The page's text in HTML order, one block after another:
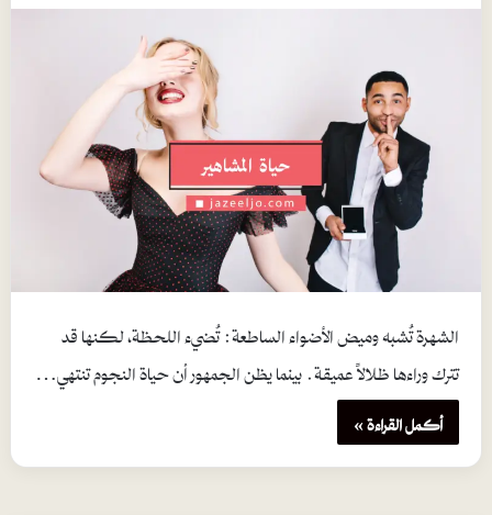
الشهرة تُشبه وميض الأضواء الساطعة: تُضيء اللحظة، لكنها قد
تترك وراءها ظلالاً عميقة. بينما يظن الجمهور أن حياة النجوم تنتهي…
أكمل القراءة »